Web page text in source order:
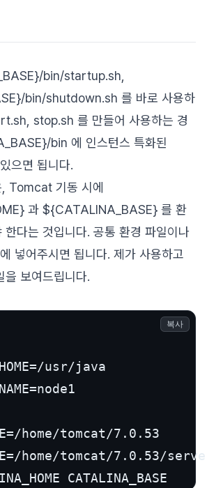
bin/startup.sh,
bin/shutdown.sh 를 바로 사용하
stop.sh 를 만들어 사용하는 경
bin 에 인스턴스 특화된
으면 됩니다.
Tomcat 기동 시에
과 ${CATALINA_BASE} 를 환
한다는 것입니다. 공통 환경 파일이나
넣어주시면 됩니다. 제가 사용하고
을 보여드립니다.
home/tomcat/7.0.53
home/tomcat/7.0.53/
CATALINA_BASE
복사